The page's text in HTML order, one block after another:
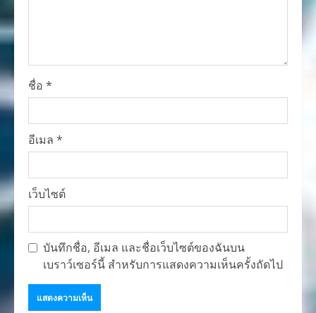
ชื่อ *
อีเมล *
เว็บไซต์
บันทึกชื่อ, อีเมล และชื่อเว็บไซต์ของฉันบน
เบราว์เซอร์นี้ สำหรับการแสดงความเห็นครั้งถัดไป